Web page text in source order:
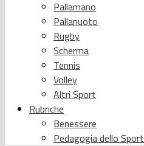
Pallamano
Pallanuoto
Rugby
Scherma
Tennis
Volley
Altri Sport
Rubriche
Benessere
Pedagogia dello Sport